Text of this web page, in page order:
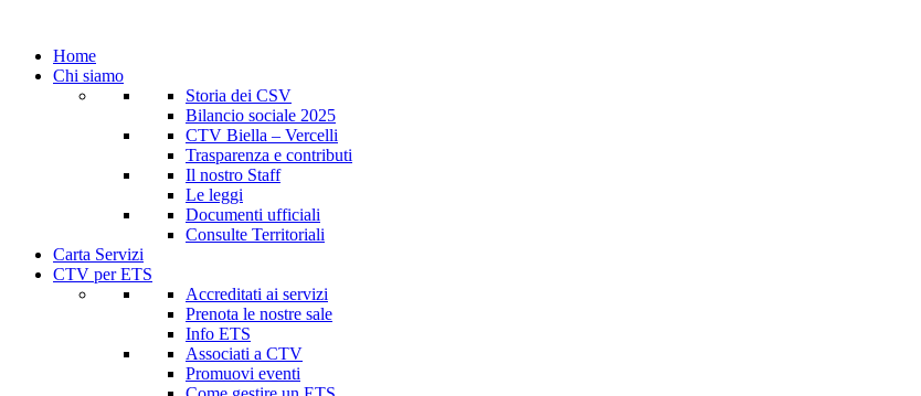
Home
Chi siamo
Storia dei CSV
Bilancio sociale 2025
CTV Biella – Vercelli
Trasparenza e contributi
Il nostro Staff
Le leggi
Documenti ufficiali
Consulte Territoriali
Carta Servizi
CTV per ETS
Accreditati ai servizi
Prenota le nostre sale
Info ETS
Associati a CTV
Promuovi eventi